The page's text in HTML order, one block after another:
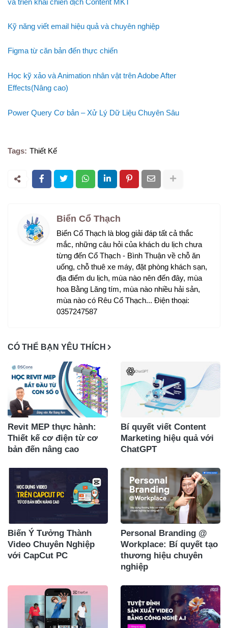
Kỹ năng viết email hiệu quả và chuyên nghiệp
Figma từ căn bản đến thực chiến
Học kỹ xảo và Animation nhân vật trên Adobe After
Effects(Nâng cao)
Power Query Cơ bản – Xử Lý Dữ Liệu Chuyên Sâu
Tags: Thiết Kế
Biển Cổ Thạch
Biển Cổ Thạch là blog giải đáp tất cả thắc
mắc, những câu hỏi của khách du lịch chưa
từng đến Cổ Thạch - Bình Thuận về chỗ ăn
uống, chỗ thuê xe máy, đặt phòng khách sạn,
địa điểm du lịch, mùa nào nên đến đây, mùa
hoa Bằng Lăng tím, mùa nào nhiều hải sản,
mùa nào có Rêu Cổ Thạch... Điện thoại:
0357247587
CÓ THỂ BẠN YÊU THÍCH
Revit MEP thực hành:
Thiết kế cơ điện từ cơ
bản đến nâng cao
Bí quyết viết Content
Marketing hiệu quả với
ChatGPT
Biến Ý Tưởng Thành
Video Chuyên Nghiệp
với CapCut PC
Personal Branding @
Workplace: Bí quyết tạo
thương hiệu chuyên
nghiệp